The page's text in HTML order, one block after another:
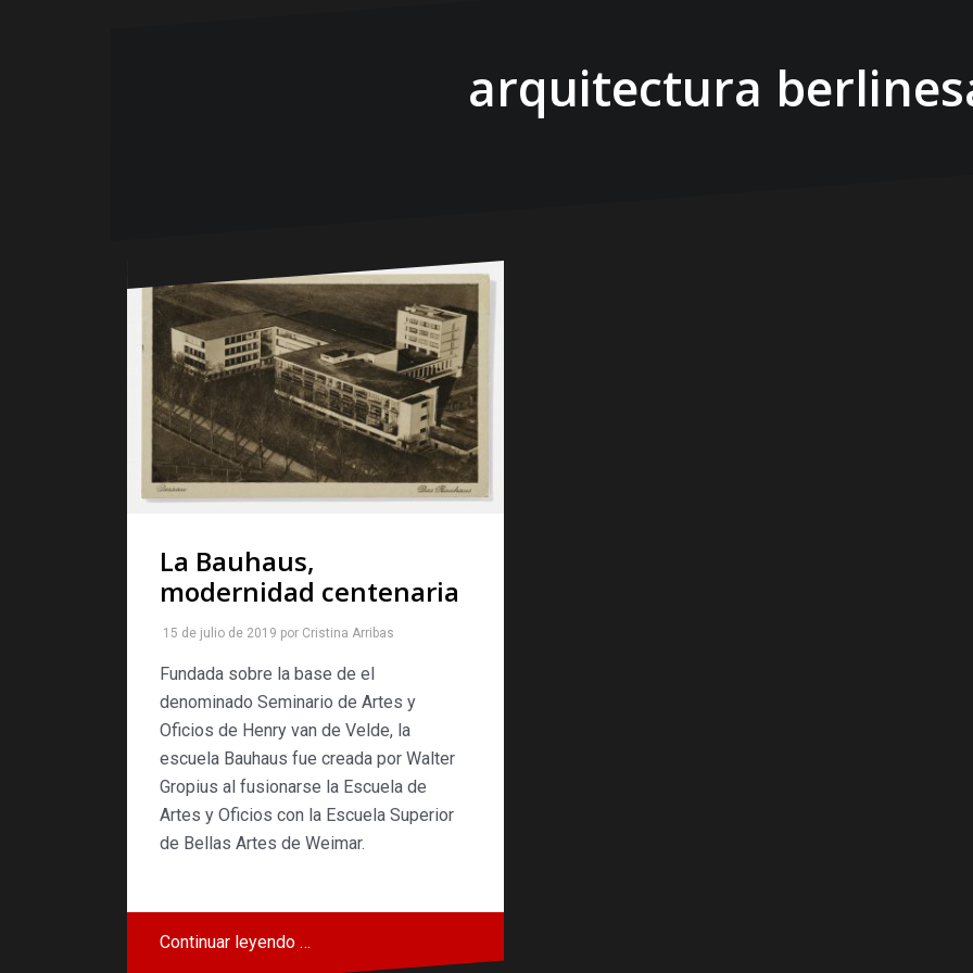
arquitectura
La Bauhaus,
modernidad centenaria
15 de julio de 2019 por Cristina Arribas
Fundada sobre la base de el
denominado Seminario de Artes y
Oficios de Henry van de Velde, la
escuela Bauhaus fue creada por Walter
Gropius al fusionarse la Escuela de
Artes y Oficios con la Escuela Superior
de Bellas Artes de Weimar.
Continuar leyendo …